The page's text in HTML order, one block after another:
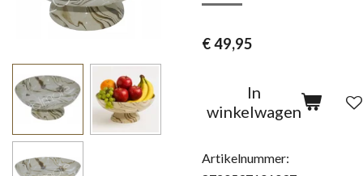
€ 49,95
In
winkelwagen
Artikelnummer: